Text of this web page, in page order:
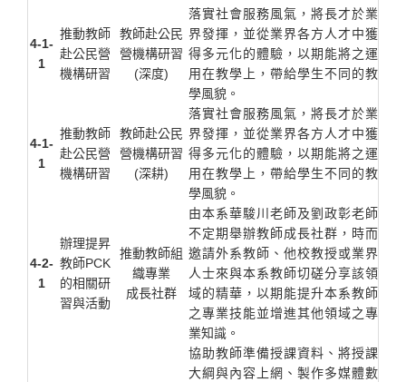
4-1-
1
推動教師
赴公民營
機構研習
教師赴公民
營機構研習
(深度)
落實社會服務風氣，將長才於業
界發揮，並從業界各方人才中獲
得多元化的體驗，以期能將之運
用在教學上，帶給學生不同的教
學風貌。
4-1-
1
推動教師
赴公民營
機構研習
教師赴公民
營機構研習
(深耕)
落實社會服務風氣，將長才於業
界發揮，並從業界各方人才中獲
得多元化的體驗，以期能將之運
用在教學上，帶給學生不同的教
學風貌。
4-2-
1
辦理提昇
教師PCK
的相關研
習與活動
推動教師組
織專業
成長社群
由本系華駿川老師及劉政彰老師
不定期舉辦教師成長社群，時而
邀請外系教師、他校教授或業界
人士來與本系教師切磋分享該領
域的精華，以期能提升本系教師
之專業技能並增進其他領域之專
業知識。
協助教師準備授課資料、將授課
大綱與內容上網、製作多媒體數